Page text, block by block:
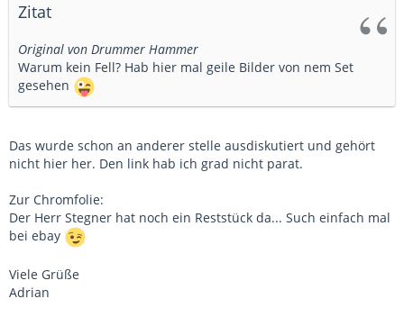
Zitat
Original von Drummer Hammer
Warum kein Fell? Hab hier mal geile Bilder von nem Set
gesehen
Das wurde schon an anderer stelle ausdiskutiert und gehört
nicht hier her. Den link hab ich grad nicht parat.
Zur Chromfolie:
Der Herr Stegner hat noch ein Reststück da... Such einfach mal
bei ebay
Viele Grüße
Adrian